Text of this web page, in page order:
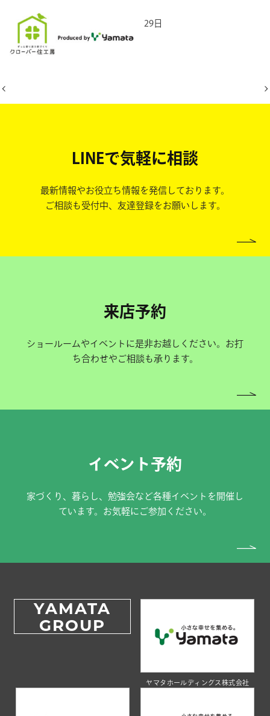
2025年5月29日
LINEで気軽に相談
最新情報やお役立ち情報を発信しております。
ご相談も受付中、友達登録をお願いします。
来店予約
ショールームやイベントに是非お越しください。お打
ち合わせやご相談も承ります。
イベント予約
家づくり、暮らし、勉強会など各種イベントを開催し
ています。お気軽にご参加ください。
YAMATA
GROUP
ヤマタホールディングス株式会社